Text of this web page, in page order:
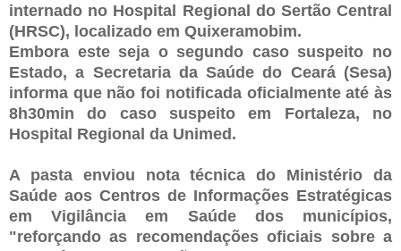
internado no Hospital Regional do Sertão Central
(HRSC), localizado em Quixeramobim.
Embora este seja o segundo caso suspeito no
Estado, a Secretaria da Saúde do Ceará (Sesa)
informa que não foi notificada oficialmente até às
8h30min do caso suspeito em Fortaleza, no
Hospital Regional da Unimed.
A pasta enviou nota técnica do Ministério da
Saúde aos Centros de Informações Estratégicas
em Vigilância em Saúde dos municípios,
"reforçando as recomendações oficiais sobre a